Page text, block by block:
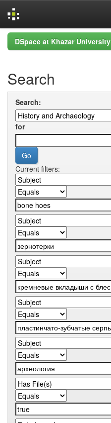
Skip
navigation
DSpace at Khazar University
Search
Search:
for
Current filters: